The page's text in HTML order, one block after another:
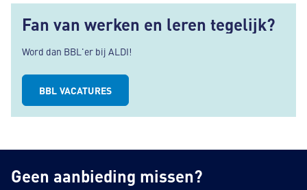
Fan van werken en leren tegelijk?
Word dan BBL'er bij ALDI!
BBL VACATURES
Geen aanbieding missen?